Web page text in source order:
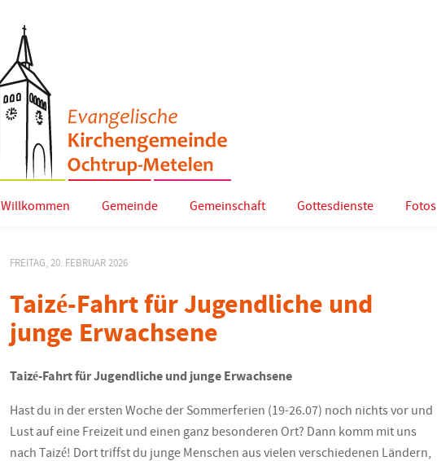
Willkommen Gemeinde Gemeinschaft Gottesdienste Fotos
FREITAG, 20. FEBRUAR 2026
Taizé-Fahrt für Jugendliche und
junge Erwachsene
Taizé-Fahrt für Jugendliche und junge Erwachsene
Hast du in der ersten Woche der Sommerferien (19-26.07) noch nichts vor und
Lust auf eine Freizeit und einen ganz besonderen Ort? Dann komm mit uns
nach Taizé! Dort triffst du junge Menschen aus vielen verschiedenen Ländern,